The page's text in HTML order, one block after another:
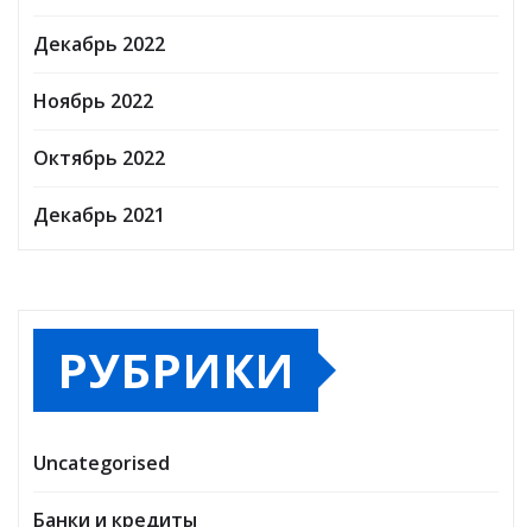
Декабрь 2022
Ноябрь 2022
Октябрь 2022
Декабрь 2021
РУБРИКИ
Uncategorised
Банки и кредиты